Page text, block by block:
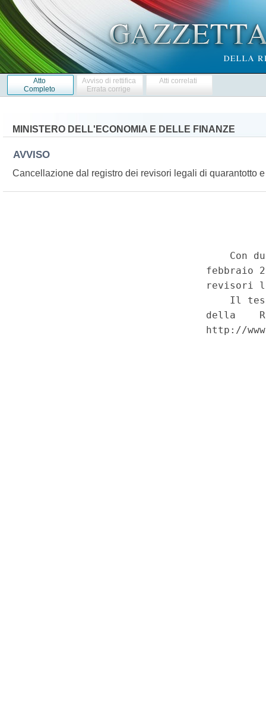
Atto
Completo
Avviso di rettifica
Errata corrige
Atti correlati
MINISTERO DELL'ECONOMIA E DELLE FINANZE
AVVISO
Cancellazione dal registro dei revisori legali di quarantotto